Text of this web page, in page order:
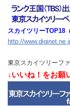
スカイツリーTOP18
http://
東京スカイツリーフ
↓いいね！をお願